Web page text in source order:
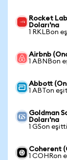
Rocket
Doları'na
1 RKLBon
Airbnb
1 ABNBon
Abbott
1 ABTon
Goldman
Doları'na
1 GSon
Coherent
1 COHRon